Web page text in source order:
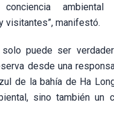
ambiental
visitantes”, manifestó.
puede ser
desde una
de la bahía de Ha
sino también un